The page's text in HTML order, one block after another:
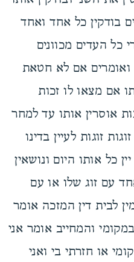
בודקין כל אחד ואחד
כל העדים מכוונים
ואומרים אם לא חטאת
אם מצאו לו זכות
אוסרין אותו עד למחר
זוגות לעיין בדינו
כל אותו היום ונושאין
עם זוג שלו או עם
לבית דין המזכה אומר
והמחייב אומר אני
או חזרתי בי ואני